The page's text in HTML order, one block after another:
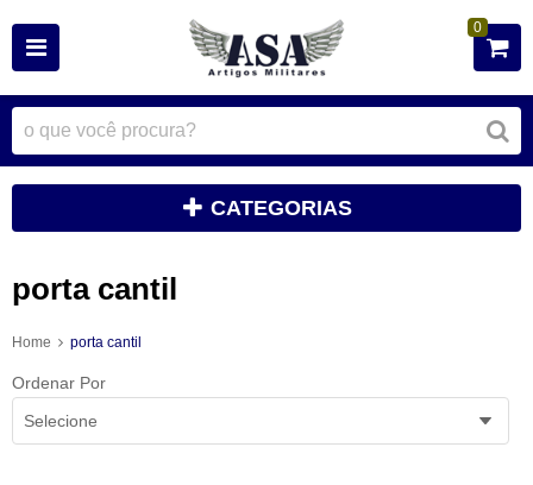
0
CATEGORIAS
porta cantil
Home porta cantil
Ordenar Por
Selecione